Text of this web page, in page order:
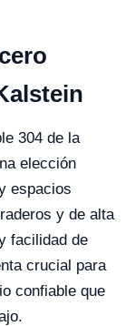
304 de la
elección
espacios
y de alta
facilidad de
crucial para
confiable que